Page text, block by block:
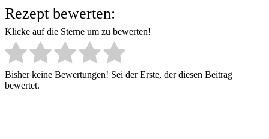
Rezept bewerten:
Klicke auf die Sterne um zu bewerten!
Bisher keine Bewertungen! Sei der Erste, der diesen Beitrag
bewertet.